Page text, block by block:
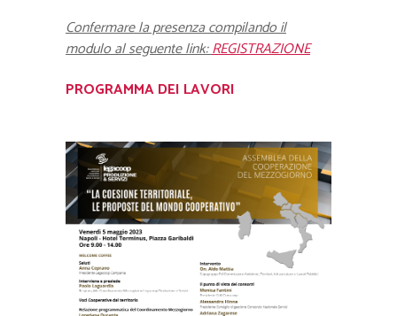
Confermare la presenza compilando il
modulo al seguente link:REGISTRAZIONE
PROGRAMMA DEI LAVORI